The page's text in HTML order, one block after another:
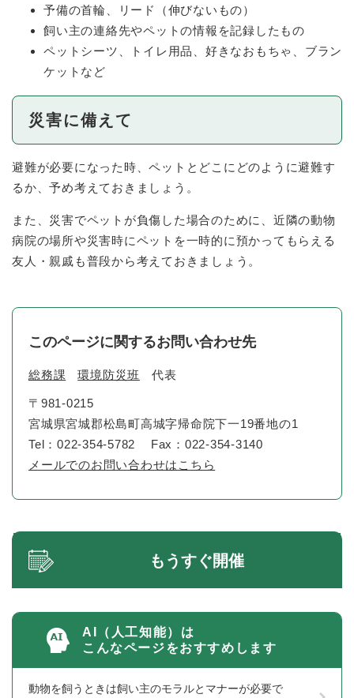
予備の首輪、リード（伸びないもの）
飼い主の連絡先やペットの情報を記録したもの
ペットシーツ、トイレ用品、好きなおもちゃ、ブラン
ケットなど
災害に備えて
避難が必要になった時、ペットとどこにどのように避難す
るか、予め考えておきましょう。
また、災害でペットが負傷した場合のために、近隣の動物
病院の場所や災害時にペットを一時的に預かってもらえる
友人・親戚も普段から考えておきましょう。
このページに関するお問い合わせ先
総務課 環境防災班 代表
〒981-0215
宮城県宮城郡松島町高城字帰命院下一19番地の1
Tel：022-354-5782
Fax：022-354-3140
メールでのお問い合わせはこちら
もうすぐ開催
AI（人工知能）は
こんなページをおすすめします
動物を飼うときは飼い主のモラルとマナーが必要で